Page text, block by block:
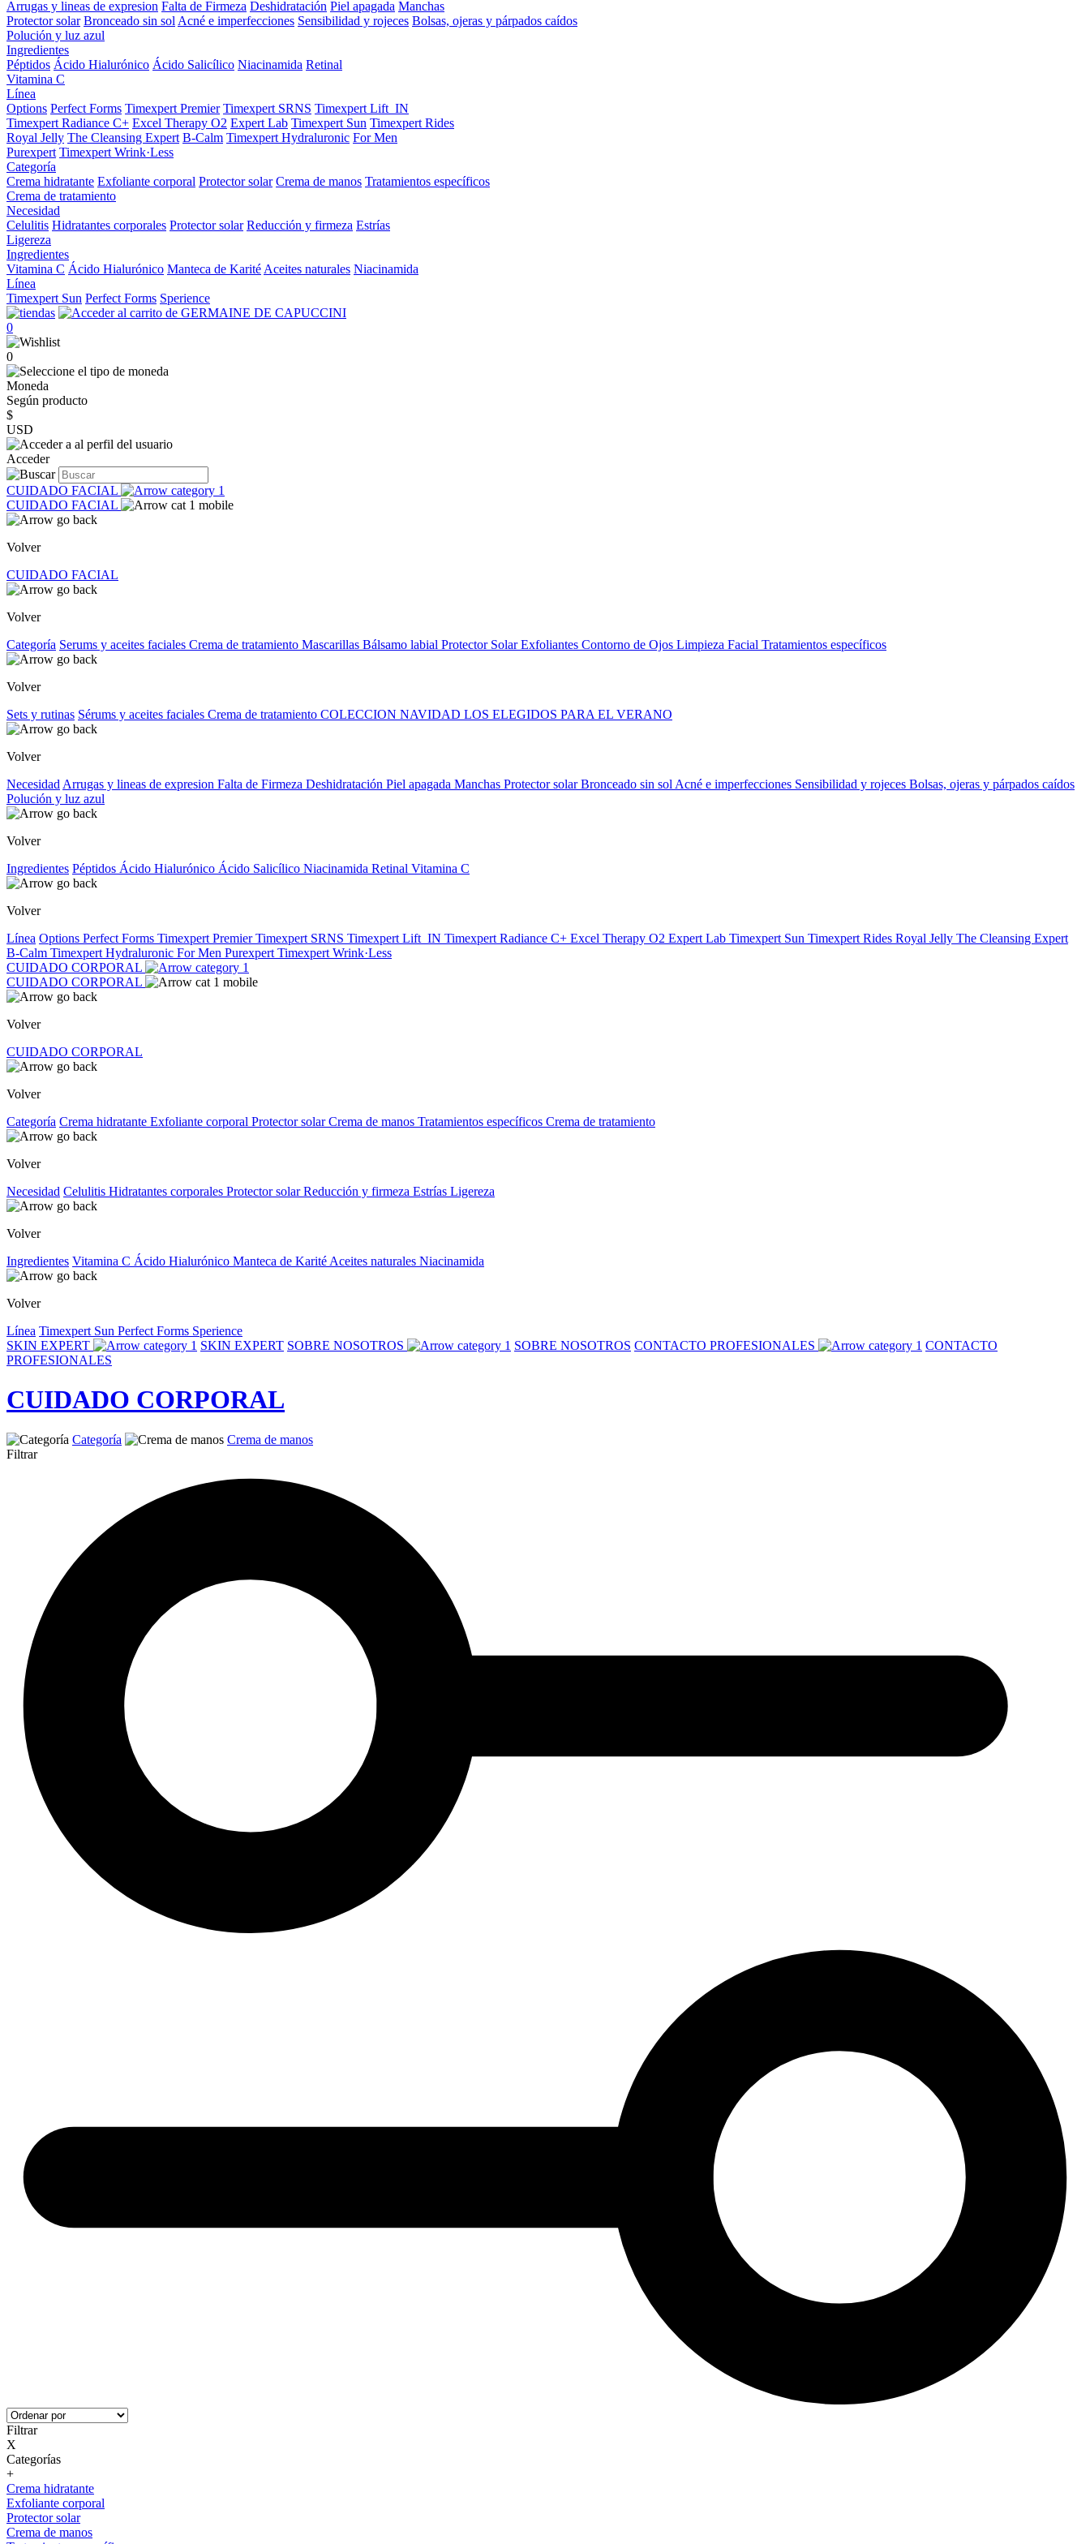
Arrugas y lineas de expresion Falta de Firmeza Deshidratación Piel apagada Manchas
Protector solar Bronceado sin sol Acné e imperfecciones Sensibilidad y rojeces Bolsas, ojeras y párpados caídos
Polución y luz azul
Ingredientes
Péptidos Ácido Hialurónico Ácido Salicílico Niacinamida Retinal
Vitamina C
Línea
Options Perfect Forms Timexpert Premier Timexpert SRNS Timexpert Lift_IN
Timexpert Radiance C+ Excel Therapy O2 Expert Lab Timexpert Sun Timexpert Rides
Royal Jelly The Cleansing Expert B-Calm Timexpert Hydraluronic For Men
Purexpert Timexpert Wrink·Less
Categoría
Crema hidratante Exfoliante corporal Protector solar Crema de manos Tratamientos específicos
Crema de tratamiento
Necesidad
Celulitis Hidratantes corporales Protector solar Reducción y firmeza Estrías
Ligereza
Ingredientes
Vitamina C Ácido Hialurónico Manteca de Karité Aceites naturales Niacinamida
Línea
Timexpert Sun Perfect Forms Sperience
0
0
Moneda
Según producto
$
USD
Acceder
CUIDADO FACIAL
CUIDADO FACIAL
Volver
CUIDADO FACIAL
Volver
Categoría Serums y aceites faciales Crema de tratamiento Mascarillas Bálsamo labial Protector SolarExfoliantes Contorno de Ojos Limpieza Facial Tratamientos específicos
Volver
Sets y rutinas Sérums y aceites faciales Crema de tratamiento COLECCION NAVIDAD LOS ELEGIDOS PARA EL VERANO
Volver
Necesidad Arrugas y lineas de expresion Falta de Firmeza Deshidratación Piel apagada Manchas Protector solarBronceado sin sol Acné e imperfecciones Sensibilidad y rojeces Bolsas, ojeras y párpados caídos
Polución y luz azul
Volver
Ingredientes Péptidos Ácido Hialurónico Ácido Salicílico Niacinamida Retinal Vitamina C
Volver
Línea Options Perfect Forms Timexpert PremierTimexpert SRNS Timexpert Lift_IN Timexpert Radiance C+ Excel Therapy O2 Expert Lab Timexpert Sun Timexpert Rides Royal Jelly The Cleansing Expert
B-Calm Timexpert Hydraluronic For Men Purexpert Timexpert Wrink·Less
CUIDADO CORPORAL
CUIDADO CORPORAL
Volver
CUIDADO CORPORAL
Volver
Categoría Crema hidratante Exfoliante corporal Protector solarCrema de manos Tratamientos específicos Crema de tratamiento
Volver
Necesidad Celulitis Hidratantes corporales Protector solarReducción y firmeza Estrías Ligereza
Volver
Ingredientes Vitamina C Ácido Hialurónico Manteca de Karité Aceites naturales Niacinamida
Volver
Línea Timexpert Sun Perfect Forms Sperience
SKIN EXPERT
SKIN EXPERT SOBRE NOSOTROS SOBRE NOSOTROS CONTACTO PROFESIONALES
CONTACTO
PROFESIONALES
CUIDADO CORPORAL
Categoría
Crema de manos
Filtrar
Filtrar
X
Categorías
+
Crema hidratante
Exfoliante corporal
Protector solar
Crema de manos